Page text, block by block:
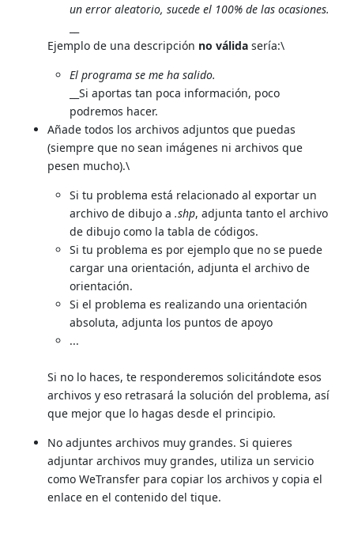
un error aleatorio, sucede el 100% de las ocasiones.
Ejemplo de una descripción no válidasería:\
El programa se me ha salido.
__Si aportas tan poca información, poco
podremos hacer.
Añade todos los archivos adjuntos que puedas
(siempre que no sean imágenes ni archivos que
pesen mucho).\
Si tu problema está relacionado al exportar un
archivo de dibujo a .shp, adjunta tanto el archivo
de dibujo como la tabla de códigos.
Si tu problema es por ejemplo que no se puede
cargar una orientación, adjunta el archivo de
orientación.
Si el problema es realizando una orientación
absoluta, adjunta los puntos de apoyo
...
Si no lo haces, te responderemos solicitándote esos
archivos y eso retrasará la solución del problema, así
que mejor que lo hagas desde el principio.
No adjuntes archivos muy grandes. Si quieres
adjuntar archivos muy grandes, utiliza un servicio
como WeTransfer para copiar los archivos y copia el
enlace en el contenido del tique.